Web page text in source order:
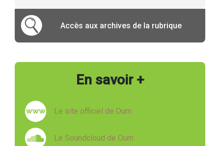
Accès aux archives de la rubrique
En savoir +
Le site officiel de Oum
Le Soundcloud de Oum